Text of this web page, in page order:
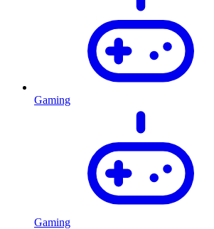
Gaming
Gaming